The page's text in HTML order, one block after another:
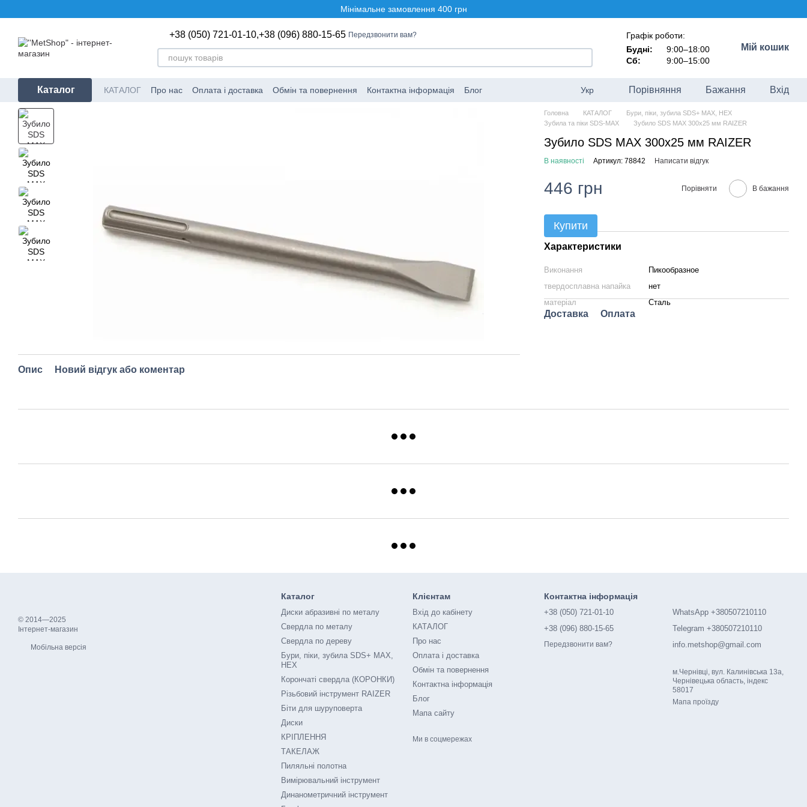
Мінімальне замовлення 400 грн
+38 (050) 721-01-10,+38 (096) 880-15-65 Передзвонити вам?
Графік роботи:
Будні:
9:00–18:00
Сб:
9:00–15:00
Мій кошик
Каталог КАТАЛОГ Про нас Оплата і доставка Обмін та повернення Контактна інформація Блог Укр Порівняння Бажання Вхід
Опис Новий відгук або коментар
Головна КАТАЛОГ
Бури, піки, зубила SDS+ MAX, HEX
Зубила та піки SDS-MAX
Зубило SDS MAX 300х25 мм RAIZER
Зубило SDS MAX 300х25 мм RAIZER
В наявності Артикул: 78842 Написати відгук
446 грн Порівняти В бажання
Купити
Характеристики
Виконання
Пикообразное
твердосплавна напайка
нет
матеріал
Сталь
Доставка Оплата
© 2014—2025
Інтернет-магазин
Мобільна версія
Каталог
Диски абразивні по металу
Свердла по металу
Свердла по дереву
Бури, піки, зубила SDS+ MAX,
HEX
Корончаті свердла (КОРОНКИ)
Різьбовий інструмент RAIZER
Біти для шуруповерта
Диски
КРІПЛЕННЯ
ТАКЕЛАЖ
Пиляльні полотна
Вимірювальний інструмент
Динанометричний інструмент
Клієнтам
Вхід до кабінету
КАТАЛОГ
Про нас
Оплата і доставка
Обмін та повернення
Контактна інформація
Блог
Мапа сайту
Ми в соцмережах
Контактна інформація
+38 (050) 721-01-10
+38 (096) 880-15-65
Передзвонити вам?
WhatsApp +380507210110
Telegram +380507210110
info.metshop@gmail.com
м.Чернівці, вул. Калинівська 13а,
Чернівецька область, індекс
58017
Мапа проїзду